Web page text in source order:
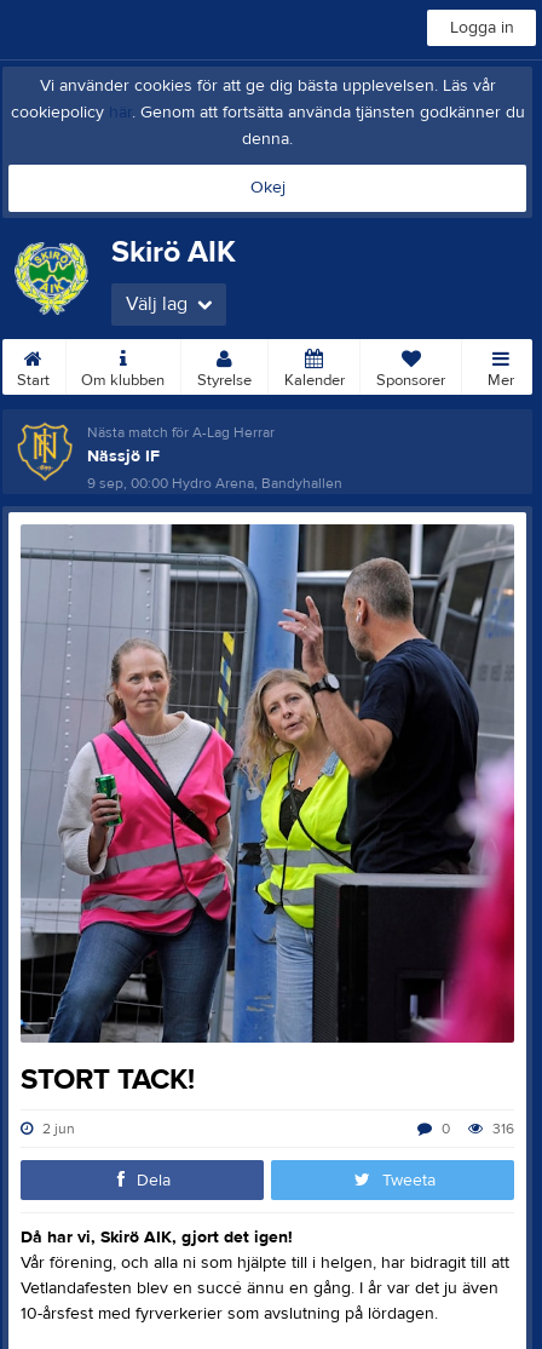
Logga in
Vi använder cookies för att ge dig bästa upplevelsen. Läs vår
cookiepolicy här. Genom att fortsätta använda tjänsten godkänner du
denna.
Okej
Skirö AIK
Välj lag
Start Om klubben Styrelse Kalender Sponsorer Mer
Nästa match för A-Lag Herrar
Nässjö IF
9 sep, 00:00 Hydro Arena, Bandyhallen
STORT TACK!
2 jun 316
0
Dela Tweeta
Då har vi, Skirö AIK, gjort det igen!
Vår förening, och alla ni som hjälpte till i helgen, har bidragit till att
Vetlandafesten blev en succé ännu en gång. I år var det ju även
10-årsfest med fyrverkerier som avslutning på lördagen.